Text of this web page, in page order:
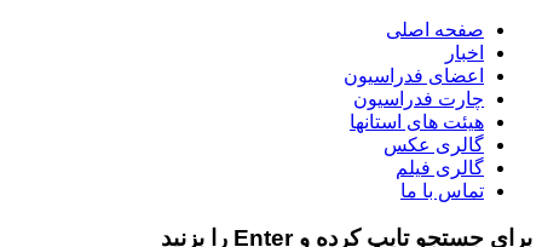
صفحه اصلی
اخبار
اعضای فدراسیون
چارت فدراسیون
هیئت های استانها
گالری عکس
گالری فیلم
تماس با ما
برای جستجو تایپ کرده و Enter را بزنید